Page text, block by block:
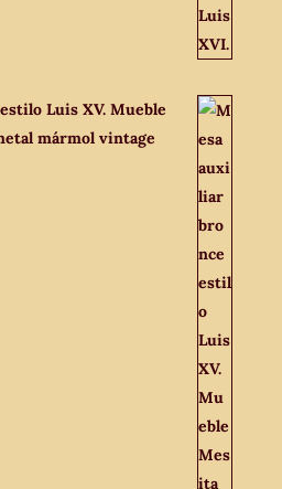
Luis XV. Mueble
mármol vintage